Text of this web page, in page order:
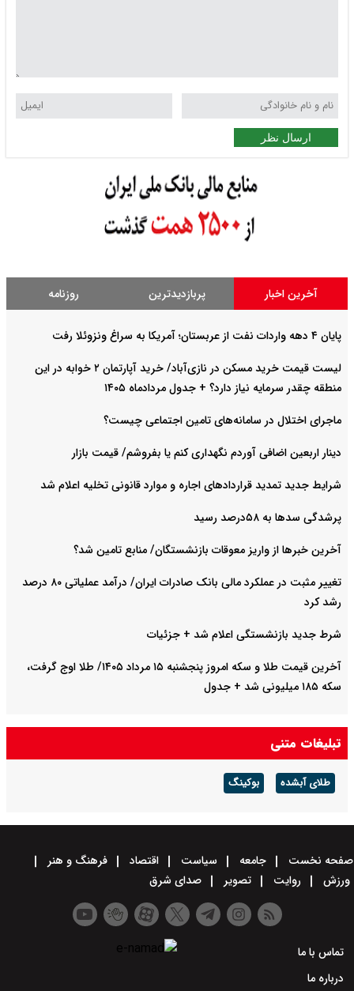
ارسال نظر
آخرین اخبار پربازدیدترین روزنامه
پایان ۴ دهه واردات نفت از عربستان؛ آمریکا به سراغ ونزوئلا رفت
لیست قیمت خرید مسکن در نازی‌آباد/ خرید آپارتمان ۲ خوابه در این
منطقه چقدر سرمایه نیاز دارد؟ + جدول مردادماه ۱۴۰۵
ماجرای اختلال در سامانه‌های تامین اجتماعی چیست؟
دینار اربعین اضافی آوردم نگهداری کنم یا بفروشم/ قیمت بازار
شرایط جدید تمدید قراردادهای اجاره و موارد قانونی تخلیه اعلام شد
پرشدگی سدها به ۵۸درصد رسید
آخرین خبرها از واریز معوقات بازنشستگان/ منابع تامین شد؟
تغییر مثبت در عملکرد مالی بانک صادرات ایران/ درآمد عملیاتی ۸۰ درصد
رشد کرد
شرط جدید بازنشستگی اعلام شد + جزئیات
آخرین قیمت طلا و سکه امروز پنجشنبه ۱۵ مرداد ۱۴۰۵/ طلا اوج گرفت،
سکه ۱۸۵ میلیونی شد + جدول
تبلیغات متنی
طلای آبشده بوکینگ
صفحه نخست جامعه سیاست اقتصاد
فرهنگ و هنر
ورزش
روایت تصویر صدای شرق
تماس با ما
درباره ما